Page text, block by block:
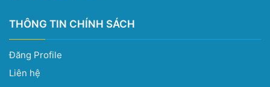
THÔNG TIN CHÍNH SÁCH
Đăng Profile
Liên hệ